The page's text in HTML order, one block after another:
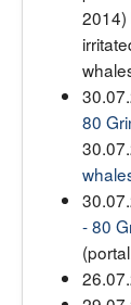
2014)
80
- 80